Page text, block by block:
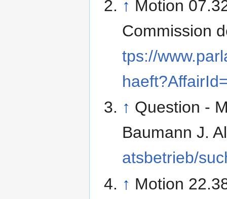
↑ Motion
Commission
tps://
↑ Question -
Baumann J.
atsbetrieb/
↑ Motion